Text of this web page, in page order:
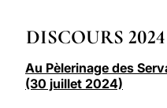
DISCOURS
Au Pèlerinage des
(30 juillet 2024)